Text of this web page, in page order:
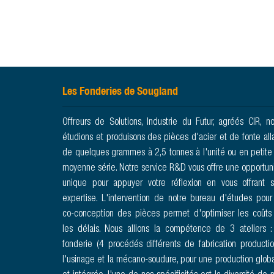
Les Fonderies de Sougland
Offreurs de Solutions, Industrie du Futur, agréés CIR,
étudions et produisons des pièces d'acier et de fonte
de quelques grammes à 2,5 tonnes à l'unité ou en
moyenne série. Notre service R&D vous offre une
unique pour appuyer votre réflexion en vous offrant
expertise. L'intervention de notre bureau d'études
co-conception des pièces permet d'optimiser les
les délais. Nous allions la compétence de 3 ateliers
fonderie (4 procédés différents de fabrication
l'usinage et la mécano-soudure, pour une production